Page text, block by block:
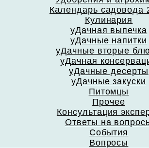
Календарь садовода
Кулинария
уДачная выпечка
уДачные напитки
уДачные вторые
уДачная
уДачные десерты
уДачные закуски
Питомцы
Прочее
Консультация
Ответы на
События
Вопросы